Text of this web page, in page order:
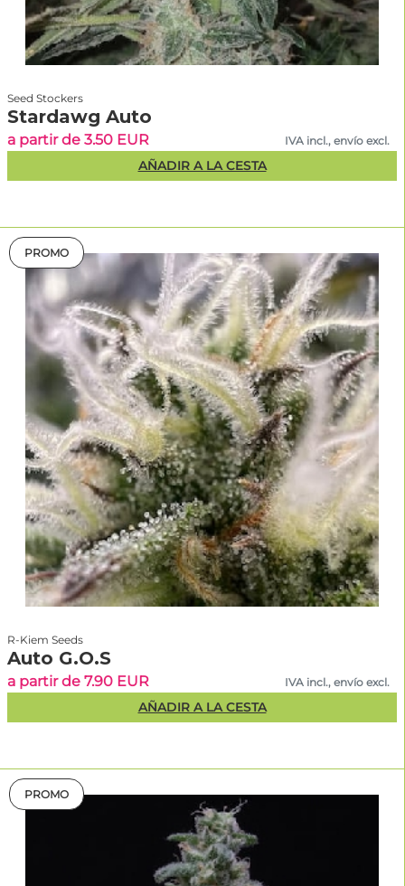
Seed Stockers
Stardawg Auto
a partir de 3.50 EUR IVA incl., envío excl.
AÑADIR A LA CESTA
PROMO
R-Kiem Seeds
Auto G.O.S
a partir de 7.90 EUR IVA incl., envío excl.
AÑADIR A LA CESTA
PROMO